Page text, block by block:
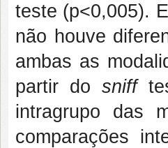
teste (p<0,005).
não houve
ambas as
partir do sniff
intragrupo das
comparações